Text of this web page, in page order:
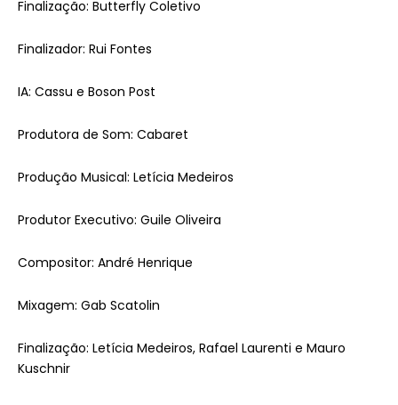
Finalização: Butterfly Coletivo
Finalizador: Rui Fontes
IA: Cassu e Boson Post
Produtora de Som: Cabaret
Produção Musical: Letícia Medeiros
Produtor Executivo: Guile Oliveira
Compositor: André Henrique
Mixagem: Gab Scatolin
Finalização: Letícia Medeiros, Rafael Laurenti e Mauro
Kuschnir